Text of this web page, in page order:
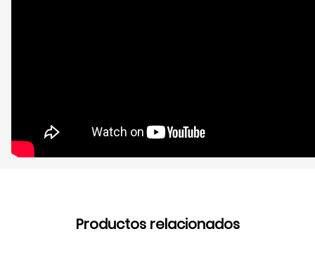
Productos relacionados